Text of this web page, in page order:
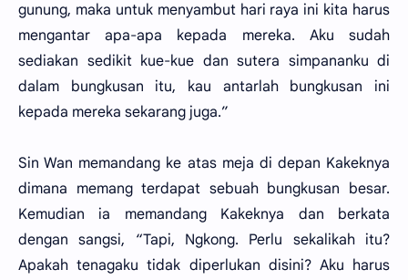
gunung, maka untuk menyambut hari raya ini kita harus
mengantar apa-apa kepada mereka. Aku sudah
sediakan sedikit kue-kue dan sutera simpananku di
dalam bungkusan itu, kau antarlah bungkusan ini
kepada mereka sekarang juga.”
Sin Wan memandang ke atas meja di depan Kakeknya
dimana memang terdapat sebuah bungkusan besar.
Kemudian ia memandang Kakeknya dan berkata
dengan sangsi, “Tapi, Ngkong. Perlu sekalikah itu?
Apakah tenagaku tidak diperlukan disini? Aku harus